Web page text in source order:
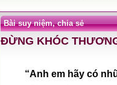
Bài suy niệm, chia sẻ
ĐỪNG KHÓC
“Anh em hãy có